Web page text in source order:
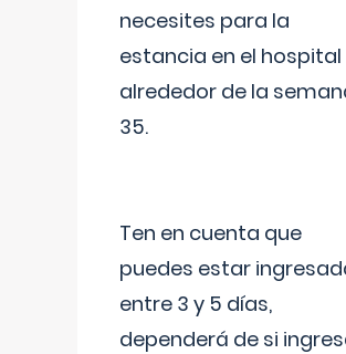
necesites para la
estancia en el hospital
alrededor de la
35.
Ten en cuenta que
puedes estar
entre 3 y 5 días,
dependerá de si